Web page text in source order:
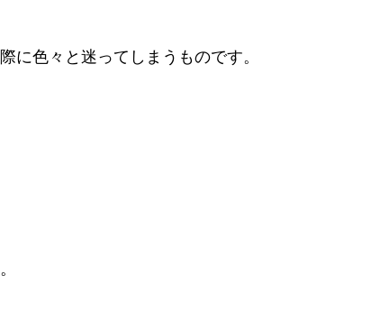
に色々と迷ってしまうものです。